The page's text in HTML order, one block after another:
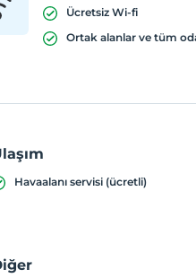
Ücretsiz Wi-fi
Ortak alanlar ve tüm
Havaalanı servisi (ücretli)